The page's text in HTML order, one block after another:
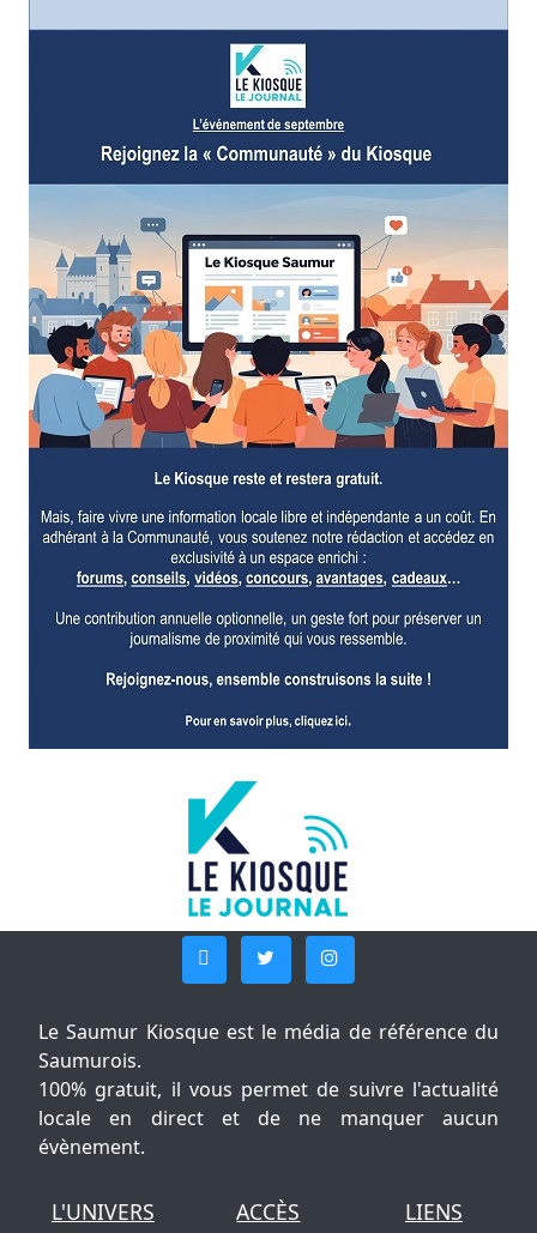
Le Saumur Kiosque est le média de référence du
Saumurois.
100% gratuit, il vous permet de suivre l'actualité
locale en direct et de ne manquer aucun
évènement.
L'UNIVERS
ACCÈS
LIENS